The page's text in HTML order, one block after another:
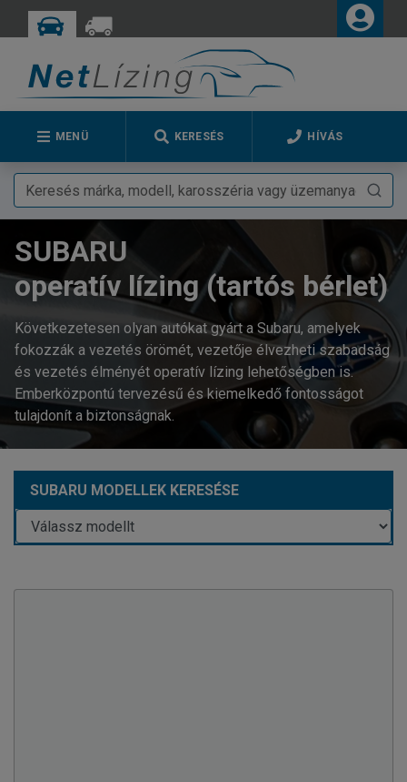
MENÜ KERESÉS HÍVÁS
SUBARU
operatív lízing (tartós bérlet)
Következetesen olyan autókat gyárt a Subaru, amelyek
fokozzák a vezetés örömét, vezetője élvezheti szabadság
és vezetés élményét operatív lízing lehetőségben is.
Emberközpontú tervezésű és kiemelkedő fontosságot
tulajdonít a biztonságnak.
SUBARU MODELLEK KERESÉSE